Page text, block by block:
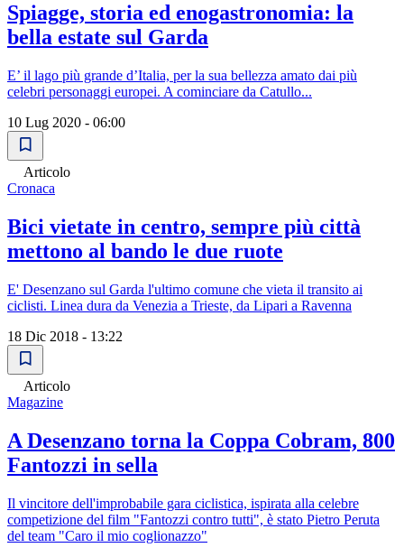
Spiagge, storia ed enogastronomia: la
bella estate sul Garda
E’ il lago più grande d’Italia, per la sua bellezza amato dai più
celebri personaggi europei. A cominciare da Catullo...
10 Lug 2020 - 06:00
Articolo
Cronaca
Bici vietate in centro, sempre più città
mettono al bando le due ruote
E' Desenzano sul Garda l'ultimo comune che vieta il transito ai
ciclisti. Linea dura da Venezia a Trieste, da Lipari a Ravenna
18 Dic 2018 - 13:22
Articolo
Magazine
A Desenzano torna la Coppa Cobram, 800
Fantozzi in sella
Il vincitore dell'improbabile gara ciclistica, ispirata alla celebre
competizione del film "Fantozzi contro tutti", è stato Pietro Peruta
del team "Caro il mio coglionazzo"